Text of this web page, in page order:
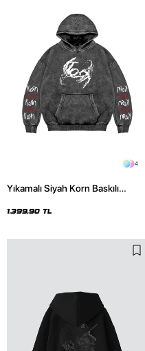
4
Yıkamalı Siyah Korn Baskılı
1.399,90 TL